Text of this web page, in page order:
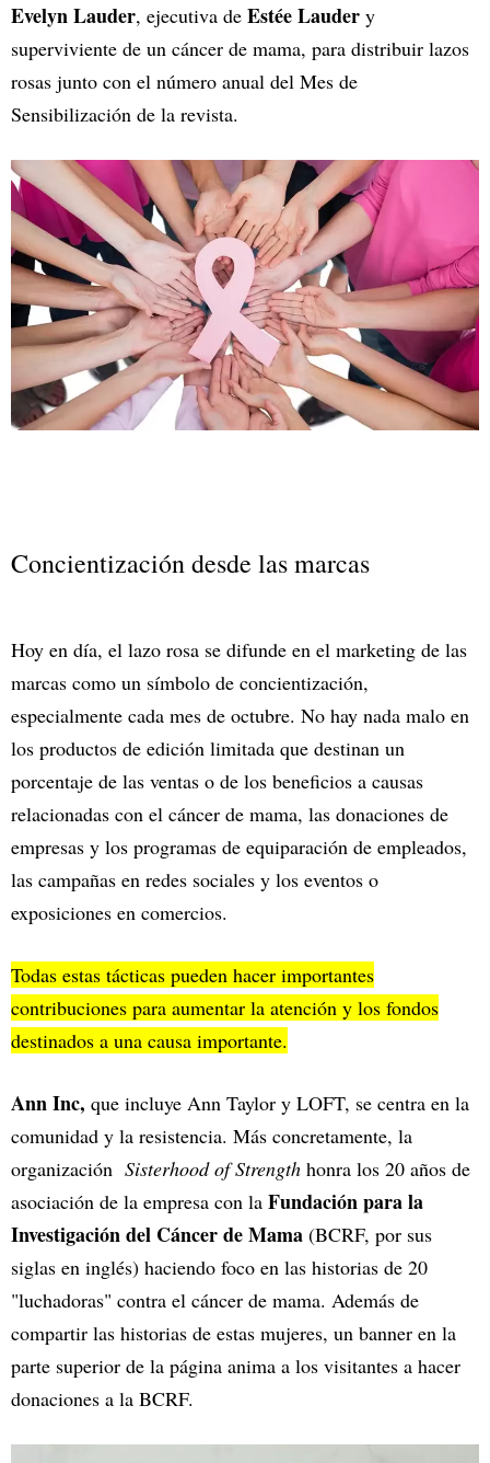
Evelyn Lauder, ejecutiva de Estée Lauder y
superviviente de un cáncer de mama, para distribuir lazos
rosas junto con el número anual del Mes de
Sensibilización de la revista.
Concientización desde las marcas
Hoy en día, el lazo rosa se difunde en el marketing de las
marcas como un símbolo de concientización,
especialmente cada mes de octubre. No hay nada malo en
los productos de edición limitada que destinan un
porcentaje de las ventas o de los beneficios a causas
relacionadas con el cáncer de mama, las donaciones de
empresas y los programas de equiparación de empleados,
las campañas en redes sociales y los eventos o
exposiciones en comercios.
Todas estas tácticas pueden hacer importantes
contribuciones para aumentar la atención y los fondos
destinados a una causa importante.
Ann Inc, que incluye Ann Taylor y LOFT, se centra en la
comunidad y la resistencia. Más concretamente, la
organización Sisterhood of Strength honra los 20 años de
asociación de la empresa con la Fundación para la
Investigación del Cáncer de Mama (BCRF, por sus
siglas en inglés) haciendo foco en las historias de 20
"luchadoras" contra el cáncer de mama. Además de
compartir las historias de estas mujeres, un banner en la
parte superior de la página anima a los visitantes a hacer
donaciones a la BCRF.